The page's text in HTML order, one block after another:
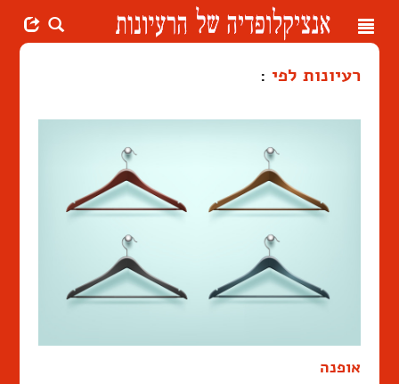
Toggle
רעיונות לפי :
אופנה